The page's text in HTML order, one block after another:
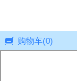
购物车(0)